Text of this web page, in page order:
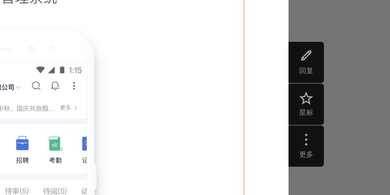
回复
星标
更多